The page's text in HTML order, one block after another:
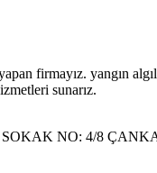
firmayız. yangın
sunarız.
NO: 4/8